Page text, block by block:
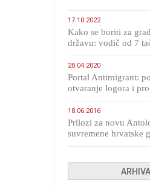
17.10.2022
Kako se boriti za
državu: vodič od 7
28.04.2020
Portal Antimigrant:
otvaranje logora i
18.06.2016
Prilozi za novu
suvremene hrvatske
ARHIVA